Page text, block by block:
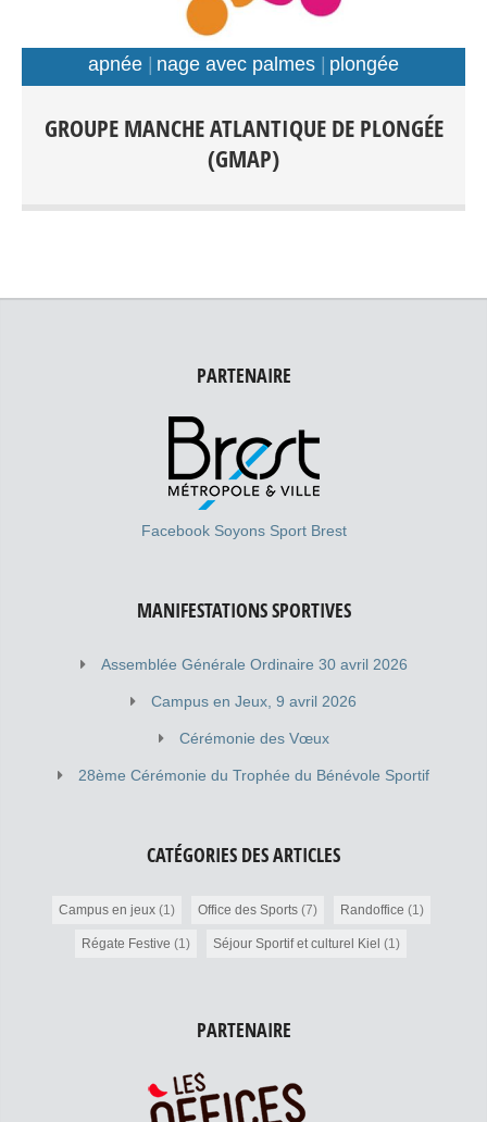
public: Débutants-Loisir-Compétition Entraînements:
Piscines: Foch, Kerhallet, Recouvrance, Rade de Brest et
apnée nage avec palmes plongée
GROUPE MANCHE ATLANTIQUE DE PLONGÉE
(GMAP)
PARTENAIRE
Facebook Soyons Sport Brest
MANIFESTATIONS SPORTIVES
Assemblée Générale Ordinaire 30 avril 2026
Campus en Jeux, 9 avril 2026
Cérémonie des Vœux
28ème Cérémonie du Trophée du Bénévole Sportif
CATÉGORIES DES ARTICLES
Campus en jeux(1) Office des Sports(7) Randoffice (1)
Régate Festive (1) Séjour Sportif et culturel Kiel (1)
PARTENAIRE